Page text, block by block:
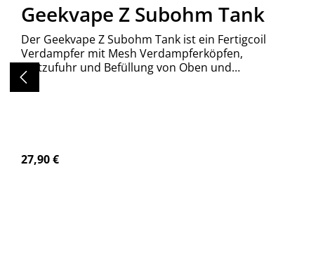
Geekvape Z Subohm Tank
Der Geekvape Z Subohm Tank ist ein Fertigcoil
Verdampfer mit Mesh Verdampferköpfen,
Zuftzufuhr und Befüllung von Oben und
wechselbaren 810er Mundstück.
Regulärer Preis:
27,90 €